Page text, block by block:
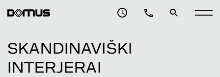
SKANDINAVIŠKI
INTERJERAI